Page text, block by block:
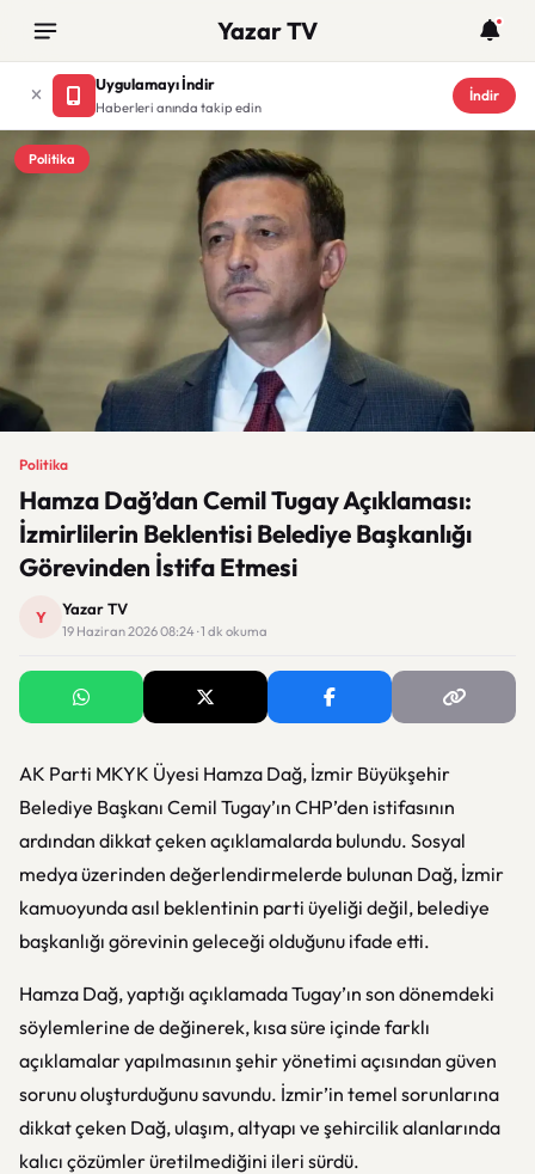
Yazar TV
Uygulamayı İndir
Haberleri anında takip edin
İndir
Politika
Politika
Hamza Dağ’dan Cemil Tugay Açıklaması:
İzmirlilerin Beklentisi Belediye Başkanlığı
Görevinden İstifa Etmesi
Y Yazar TV
19 Haziran 2026 08:24 · 1 dk okuma
AK Parti MKYK Üyesi Hamza Dağ, İzmir Büyükşehir
Belediye Başkanı Cemil Tugay’ın CHP’den istifasının
ardından dikkat çeken açıklamalarda bulundu. Sosyal
medya üzerinden değerlendirmelerde bulunan Dağ, İzmir
kamuoyunda asıl beklentinin parti üyeliği değil, belediye
başkanlığı görevinin geleceği olduğunu ifade etti.
Hamza Dağ, yaptığı açıklamada Tugay’ın son dönemdeki
söylemlerine de değinerek, kısa süre içinde farklı
açıklamalar yapılmasının şehir yönetimi açısından güven
sorunu oluşturduğunu savundu. İzmir’in temel sorunlarına
dikkat çeken Dağ, ulaşım, altyapı ve şehircilik alanlarında
kalıcı çözümler üretilmediğini ileri sürdü.